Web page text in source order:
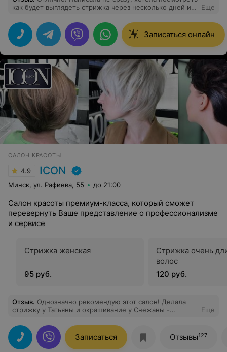
как будет выглядеть стрижка через несколько дней и
форма и цвет. Спасибо!
Еще
Записаться онлайн
САЛОН КРАСОТЫ
4.9 ICON
Минск, ул. Рафиева, 55 до 21:00
Салон красоты премиум-класса, который сможет
перевернуть Ваше представление о профессионализме
и сервисе
Стрижка женская
95 руб.
Стрижка очень
волос
120 руб.
Отзыв. Однозначно рекомендую этот салон! Делала
стрижку у Татьяны и окрашивание у Снежаны -
спасибо!
Еще
Записаться Отзывы127